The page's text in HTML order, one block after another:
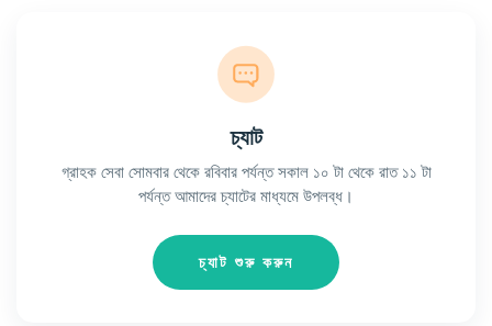
চ্যাট
গ্রাহক সেবা সোমবার থেকে রবিবার পর্যন্ত সকাল ১০ টা থেকে রাত ১১ টা
পর্যন্ত আমাদের চ্যাটের মাধ্যমে উপলব্ধ।
চ্যাট শুরু করুন